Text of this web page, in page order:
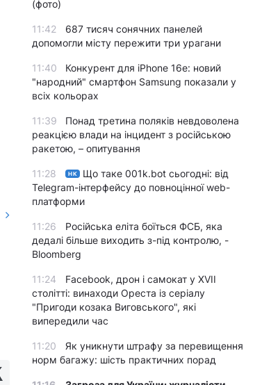
(фото)
11:42
687 тисяч сонячних панелей
допомогли місту пережити три урагани
11:40
Конкурент для iPhone 16e: новий
"народний" смартфон Samsung показали у
всіх кольорах
11:39
Понад третина поляків невдоволена
реакцією влади на інцидент з російською
ракетою, – опитування
11:28 НК
Що таке 001k.bot сьогодні: від
Telegram-інтерфейсу до повноцінної web-
платформи
11:26
Російська еліта боїться ФСБ, яка
дедалі більше виходить з-під контролю, -
Bloomberg
11:24
Facebook, дрон і самокат у XVII
столітті: винаходи Ореста із серіалу
"Пригоди козака Виговського", які
випередили час
11:20
Як уникнути штрафу за перевищення
норм багажу: шість практичних порад